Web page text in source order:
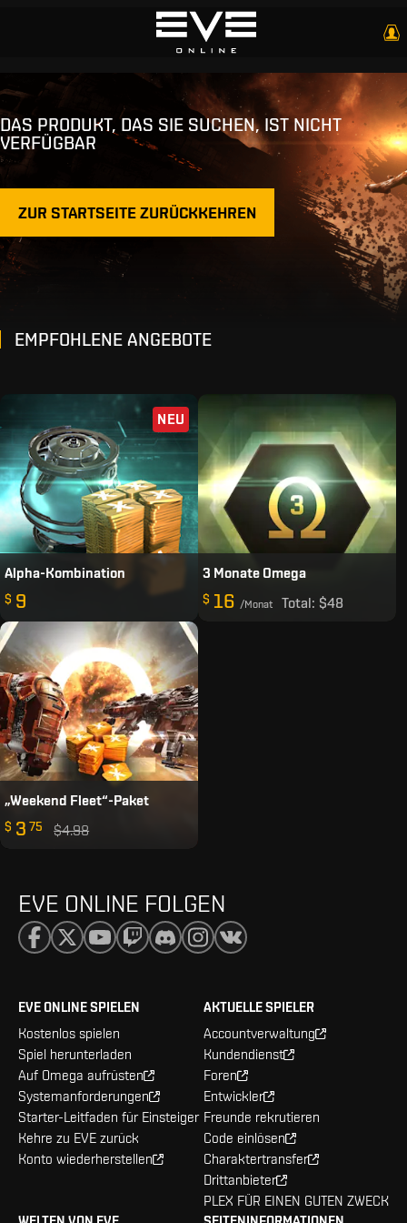
DAS PRODUKT, DAS SIE SUCHEN, IST NICHT
VERFÜGBAR
ZUR STARTSEITE ZURÜCKKEHREN
EMPFOHLENE ANGEBOTE
NEU
Alpha-Kombination
$ 9
3 Monate Omega
$ 16 /Monat Total: $48
„Weekend Fleet“-Paket
$ 3 75 $4.98
EVE ONLINE FOLGEN
EVE ONLINE SPIELEN
Kostenlos spielen
Spiel herunterladen
Auf Omega aufrüsten
Systemanforderungen
Starter-Leitfaden für Einsteiger
Kehre zu EVE zurück
Konto wiederherstellen
AKTUELLE SPIELER
Accountverwaltung
Kundendienst
Foren
Entwickler
Freunde rekrutieren
Code einlösen
Charaktertransfer
Drittanbieter
PLEX FÜR EINEN GUTEN ZWECK